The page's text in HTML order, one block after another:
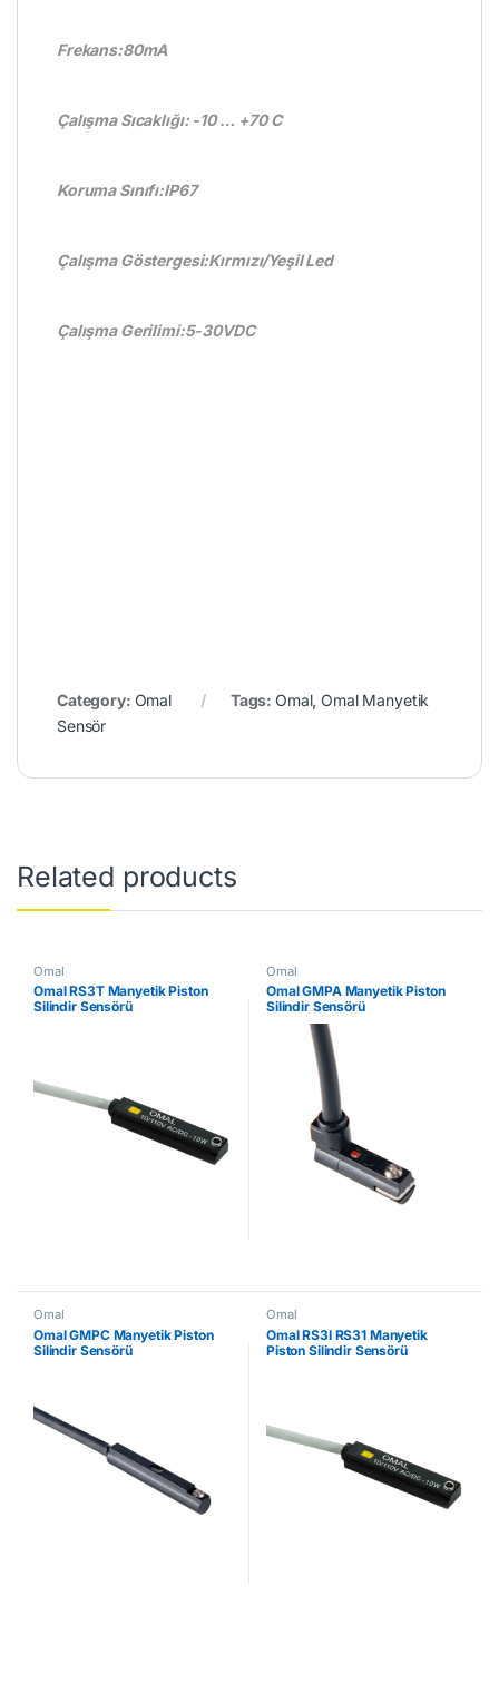
Frekans:80mA
Çalışma Sıcaklığı: -10 … +70 C
Koruma Sınıfı:IP67
Çalışma Göstergesi:Kırmızı/Yeşil Led
Çalışma Gerilimi:5-30VDC
Category: Omal Tags: Omal,Omal Manyetik
Sensör
Related products
Omal
Omal RS3T Manyetik Piston
Silindir Sensörü
Omal
Omal GMPA Manyetik Piston
Silindir Sensörü
Omal
Omal GMPC Manyetik Piston
Silindir Sensörü
Omal
Omal RS3I RS31 Manyetik
Piston Silindir Sensörü